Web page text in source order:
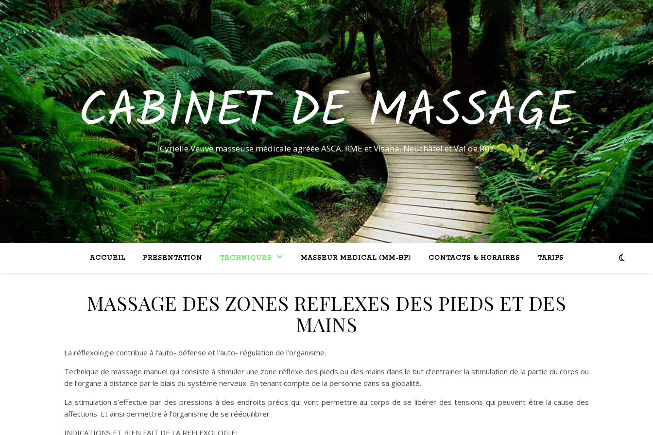
CABINET DE MASSAGE
Cyrielle Veuve masseuse médicale agréée ASCA, RME et Visana. Neuchâtel et Val de Ruz
ACCUEIL PRESENTATION TECHNIQUES MASSEUR MEDICAL (MM-BF) CONTACTS & HORAIRES TARIFS
MASSAGE DES ZONES REFLEXES DES PIEDS ET DES
MAINS
La réflexologie contribue à l’auto- défense et l’auto- régulation de l’organisme.
Technique de massage manuel qui consiste à stimuler une zone réflexe des pieds ou des mains dans le but d’entrainer la stimulation de la partie du corps ou
de l’organe à distance par le biais du système nerveux. En tenant compte de la personne dans sa globalité.
La stimulation s’effectue par des pressions à des endroits précis qui vont permettre au corps de se libérer des tensions qui peuvent être la cause des
affections. Et ainsi permettre à l’organisme de se rééquilibrer
INDICATIONS ET BIEN FAIT DE LA REFLEXOLOGIE: